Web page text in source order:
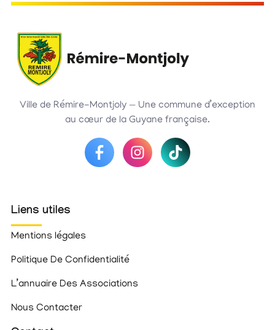
Ville de Rémire-Montjoly — Une commune d’exception
au cœur de la Guyane française.
Liens utiles
Mentions légales
Politique De Confidentialité
L’annuaire Des Associations
Nous Contacter